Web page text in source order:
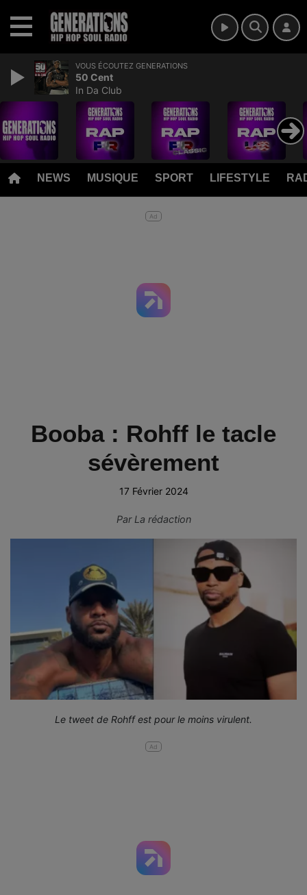
NEWS MUSIQUE SPORT LIFESTYLE
Ad
Booba : Rohff le tacle
sévèrement
17 Février 2024
Par La rédaction
Le tweet de Rohff est pour le moins virulent.
Ad
VOUS ÉCOUTEZ GENERATIONS
50 Cent
In Da Club